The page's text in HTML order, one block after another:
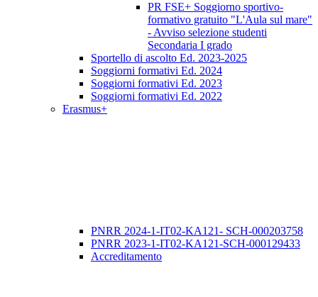
PR FSE+ Soggiorno sportivo-
formativo gratuito "L'Aula sul mare"
- Avviso selezione studenti
Secondaria I grado
Sportello di ascolto Ed. 2023-2025
Soggiorni formativi Ed. 2024
Soggiorni formativi Ed. 2023
Soggiorni formativi Ed. 2022
Erasmus+
PNRR 2024-1-IT02-KA121- SCH-000203758
PNRR 2023-1-IT02-KA121-SCH-000129433
Accreditamento